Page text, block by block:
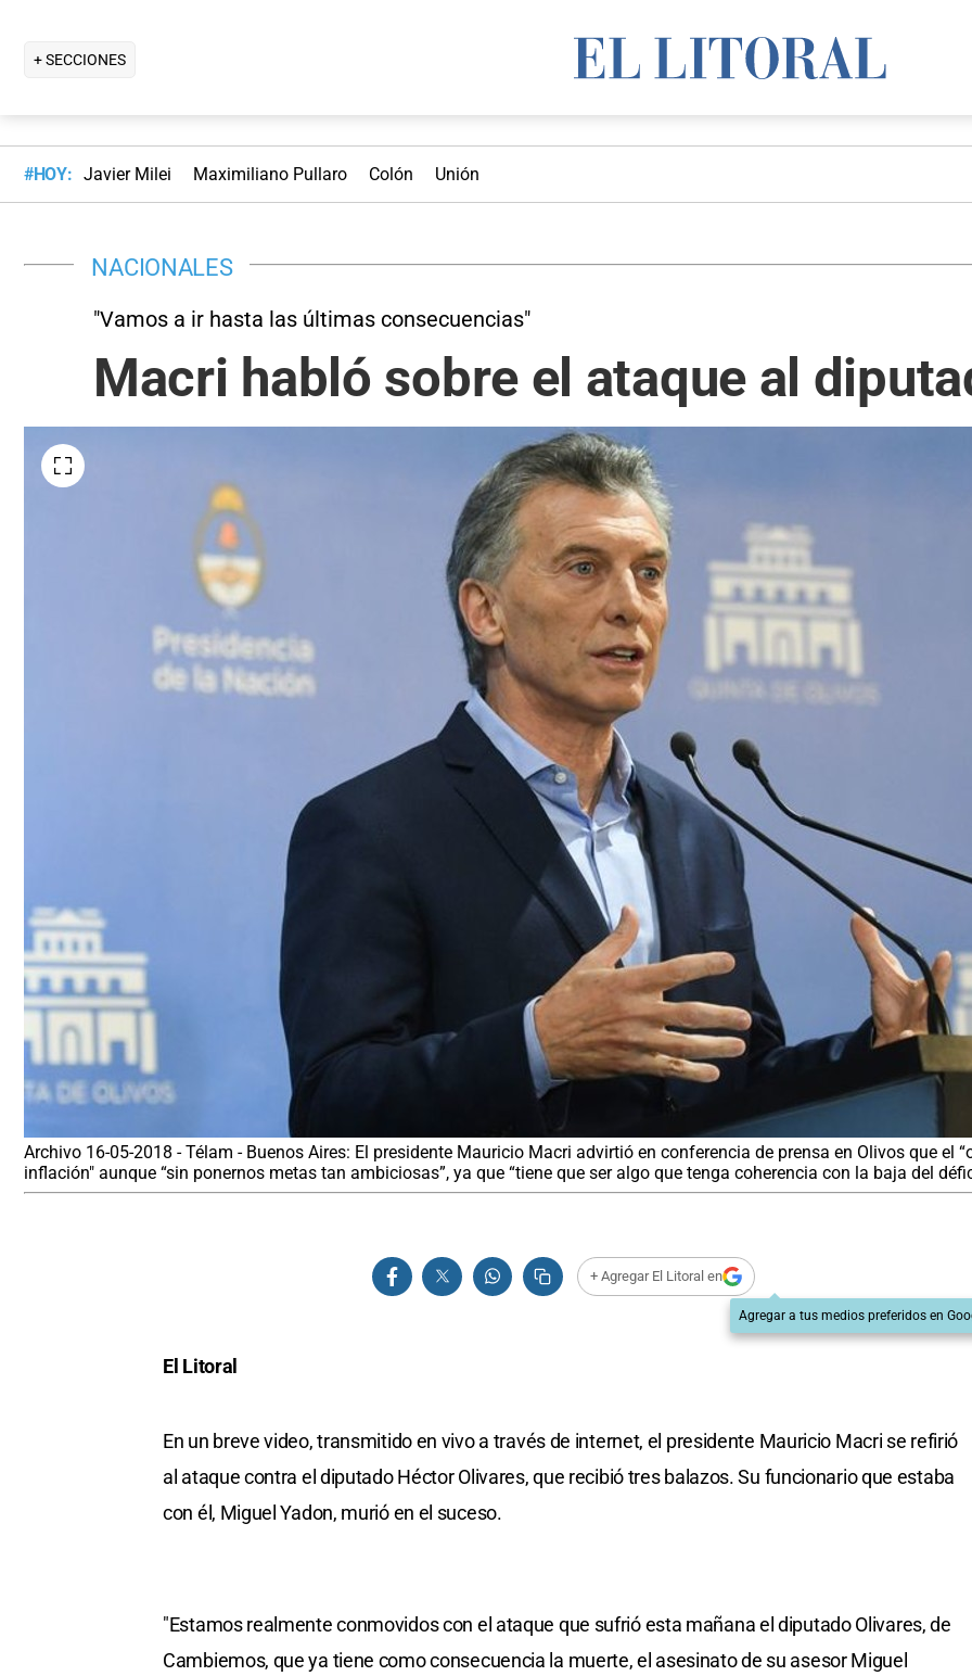
+ SECCIONES
#HOY: Javier Milei Maximiliano Pullaro Colón Unión
NACIONALES
"Vamos a ir hasta las últimas consecuencias"
Macri habló sobre el ataque al
Archivo 16-05-2018 - Télam - Buenos Aires: El presidente Mauricio Macri advirtió en conferencia de prensa en Olivos que el
inflación" aunque “sin ponernos metas tan ambiciosas”, ya que “tiene que ser algo que tenga coherencia con la baja del
+ Agregar El Litoral en
Agregar a tus medios preferidos en
El Litoral
En un breve video, transmitido en vivo a través de internet, el presidente Mauricio Macri se refirió
al ataque contra el diputado Héctor Olivares, que recibió tres balazos. Su funcionario que estaba
con él, Miguel Yadon, murió en el suceso.
"Estamos realmente conmovidos con el ataque que sufrió esta mañana el diputado Olivares, de
Cambiemos, que ya tiene como consecuencia la muerte, el asesinato de su asesor Miguel